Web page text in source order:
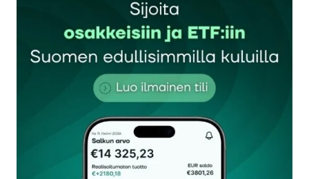
Sähköpostiosoitettasi ei julkaista.Pakolliset
kentät on merkitty*
Kommentti*